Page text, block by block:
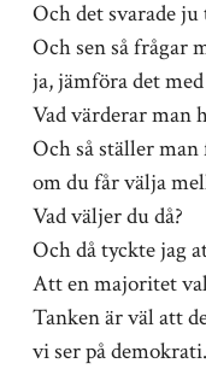
Och det svarade ju
Och sen så frågar
ja, jämföra det
Vad värderar man
Och så ställer man
om du får välja
Vad väljer du då?
Och då tyckte jag
Att en majoritet
Tanken är väl att
vi ser på demokrati.